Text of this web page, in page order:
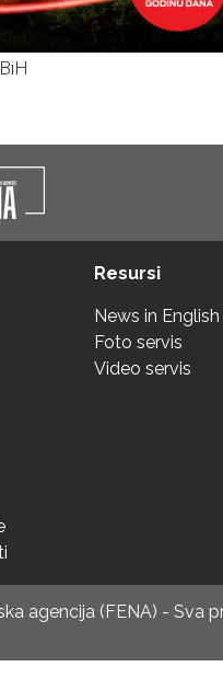
Resursi
News in English
Foto servis
Video servis
agencija (FENA) - Sva